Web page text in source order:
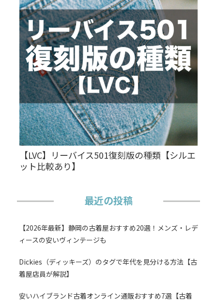
【LVC】リーバイス501復刻版の種類【シルエ
ット比較あり】
最近の投稿
【2026年最新】静岡の古着屋おすすめ20選！メンズ・レデ
ィースの安いヴィンテージも
Dickies（ディッキーズ）のタグで年代を見分ける方法【古
着屋店員が解説】
安いハイブランド古着オンライン通販おすすめ7選【古着